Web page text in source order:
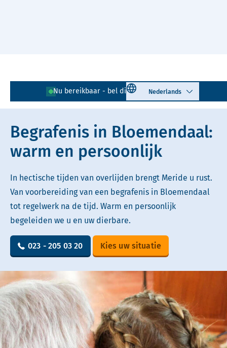
Nu bereikbaar - bel direct! 023 - 205 03 20
Select language
Lees voor Uitleg woorden
Simpele tekst
Begrafenis in Bloemendaal:
warm en persoonlijk
In hectische tijden van overlijden brengt Meride u rust.
Van voorbereiding van een begrafenis in Bloemendaal
tot regelwerk na de tijd. Warm en persoonlijk
begeleiden we u en uw dierbare.
023 - 205 03 20 Kies uw situatie